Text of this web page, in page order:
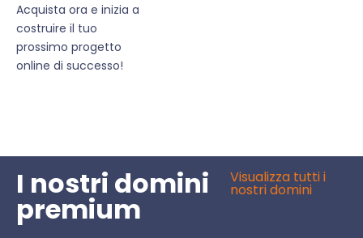
Acquista ora e inizia a
costruire il tuo
prossimo progetto
online di successo!
I nostri domini
premium
Visualizza tutti i
nostri domini